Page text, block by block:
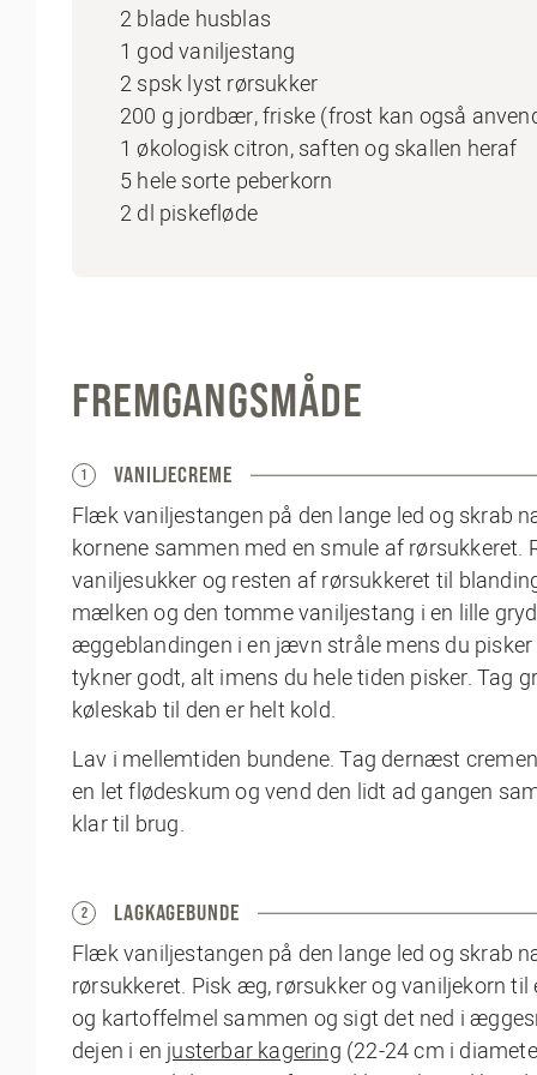
2 blade husblas
1 god vaniljestang
2 spsk lyst rørsukker
200 g jordbær, friske (frost kan også
1 økologisk citron, saften og skallen heraf
5 hele sorte peberkorn
2 dl piskefløde
FREMGANGSMÅDE
1 VANILJECREME
Flæk vaniljestangen på den lange led og skrab
kornene sammen med en smule af
vaniljesukker og resten af rørsukkeret til
mælken og den tomme vaniljestang i en lille
æggeblandingen i en jævn stråle mens du
tykner godt, alt imens du hele tiden pisker. Tag
køleskab til den er helt kold.
Lav i mellemtiden bundene. Tag dernæst
en let flødeskum og vend den lidt ad gangen
klar til brug.
2 LAGKAGEBUNDE
Flæk vaniljestangen på den lange led og skrab
rørsukkeret. Pisk æg, rørsukker og vaniljekorn
og kartoffelmel sammen og sigt det ned i
dejen i en justerbar kagering (22-24 cm i